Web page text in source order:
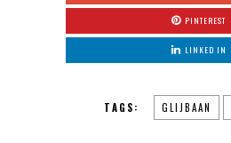
PINTEREST
LINKED IN
TAGS: GLIJBAAN